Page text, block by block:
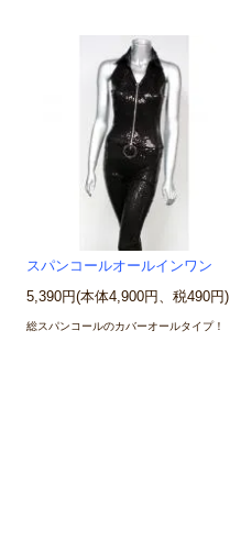
スパンコールオールインワン
5,390円(本体4,900円、税490円)
総スパンコールのカバーオールタイプ！